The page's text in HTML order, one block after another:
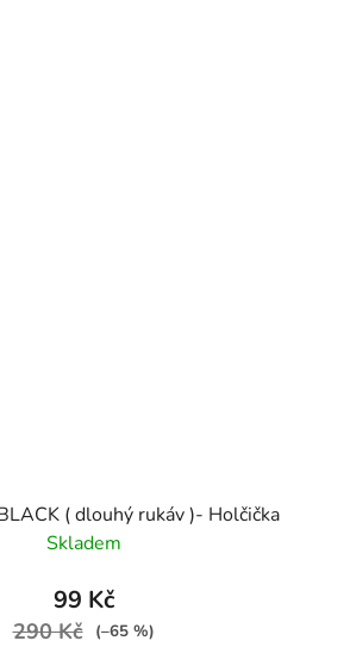
( dlouhý rukáv )- Holčička
Skladem
99 Kč
290 Kč (–65 %)